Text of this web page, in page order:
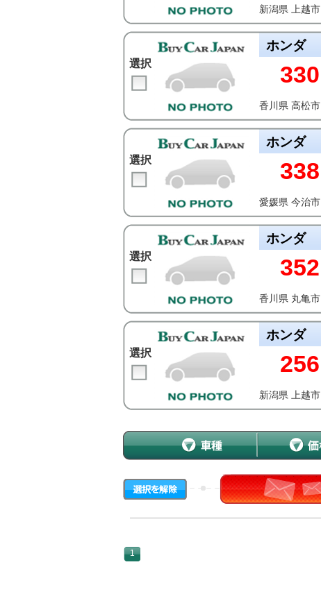
新潟県 上越市
選択
ホンダ
330
香川県 高松市
選択
ホンダ
338
愛媛県 今治市
選択
ホンダ
352
香川県 丸亀市
選択
ホンダ
256
新潟県 上越市
1